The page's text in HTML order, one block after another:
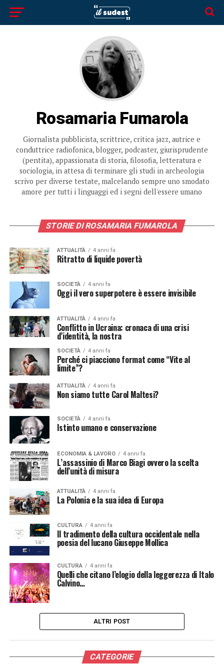
Rosamaria Fumarola
Giornalista pubblicista, scrittrice, critica jazz, autrice e
conduttrice radiofonica, blogger, podcaster, giurisprudente
(pentita), appassionata di storia, filosofia, letteratura e
sociologia, in attesa di terminare gli studi in archeologia
scrivo per diverse testate, malcelando sempre uno smodato
amore per tutti i linguaggi ed i segni dell'essere umano
STORIE DI ROSAMARIA FUMAROLA
ATTUALITÀ 4 anni fa
Ritratto di liquide povertà
SOCIETÀ 4 anni fa
Oggi il vero superpotere è essere invisibile
ATTUALITÀ 4 anni fa
Conflitto in Ucraina: cronaca di una crisi
d’identità, la nostra
SOCIETÀ 4 anni fa
Perché ci piacciono format come “Vite al
limite”?
ATTUALITÀ 4 anni fa
Non siamo tutte Carol Maltesi?
SOCIETÀ 4 anni fa
Istinto umano e conservazione
ECONOMIA & LAVORO 4 anni fa
L’assassinio di Marco Biagi ovvero la scelta
dell’unità di misura
ATTUALITÀ 4 anni fa
La Polonia e la sua idea di Europa
CULTURA 4 anni fa
Il tradimento della cultura occidentale nella
poesia del lucano Giuseppe Mollica
CULTURA 4 anni fa
Quelli che citano l’elogio della leggerezza di Italo
Calvino…
ALTRI POST
CATEGORIE